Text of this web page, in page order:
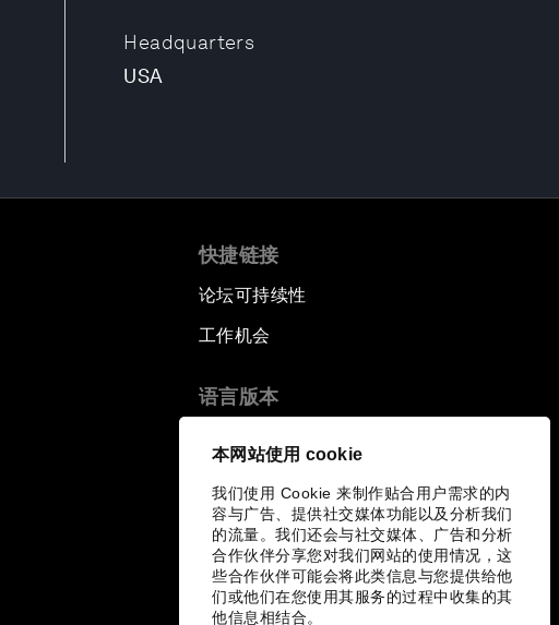
本网站使用 cookie
我们使用 Cookie 来制作贴合用户需求的内
容与广告、提供社交媒体功能以及分析我们
的流量。我们还会与社交媒体、广告和分析
合作伙伴分享您对我们网站的使用情况，这
些合作伙伴可能会将此类信息与您提供给他
们或他们在您使用其服务的过程中收集的其
他信息相结合。
Headquarters
USA
快捷链接
论坛可持续性
工作机会
语言版本